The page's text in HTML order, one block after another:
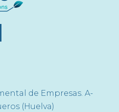
de Empresas. A-
(Huelva)